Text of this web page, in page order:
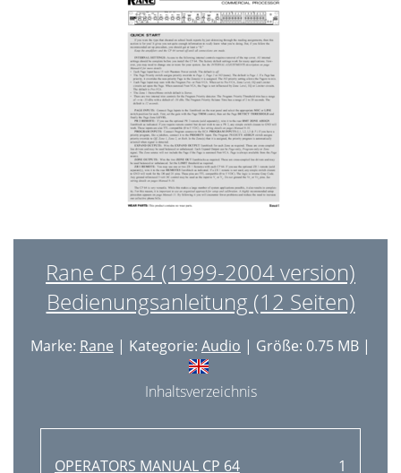
Rane CP 64 (1999-2004 version)
Bedienungsanleitung (12 Seiten)
Marke: Rane | Kategorie: Audio | Größe: 0.75 MB |
Inhaltsverzeichnis
OPERATORS MANUAL CP 64
1